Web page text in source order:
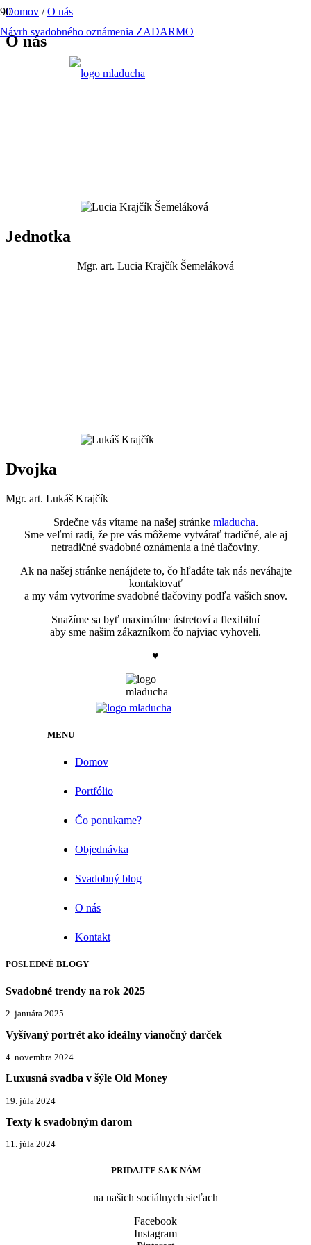
Návrh svadobného oznámenia ZADARMO
Domov / O nás
O nás
Jednotka
Mgr. art. Lucia Krajčík Šemeláková
Dvojka
Mgr. art. Lukáš Krajčík
Srdečne vás vítame na našej stránke mladucha.
Sme veľmi radi, že pre vás môžeme vytvárať tradičné, ale aj
netradičné svadobné oznámenia a iné tlačoviny.
Ak na našej stránke nenájdete to, čo hľadáte tak nás neváhajte
kontaktovať
a my vám vytvoríme svadobné tlačoviny podľa vašich snov.
Snažíme sa byť maximálne ústretoví a flexibilní
aby sme našim zákazníkom čo najviac vyhoveli.
♥
MENU
Domov
Portfólio
Čo ponukame?
Objednávka
Svadobný blog
O nás
Kontakt
POSLEDNÉ BLOGY
Svadobné trendy na rok 2025
2. januára 2025
Vyšívaný portrét ako ideálny vianočný darček
4. novembra 2024
Luxusná svadba v šýle Old Money
19. júla 2024
Texty k svadobným darom
11. júla 2024
PRIDAJTE SA K NÁM
na našich sociálnych sieťach
Facebook
Instagram